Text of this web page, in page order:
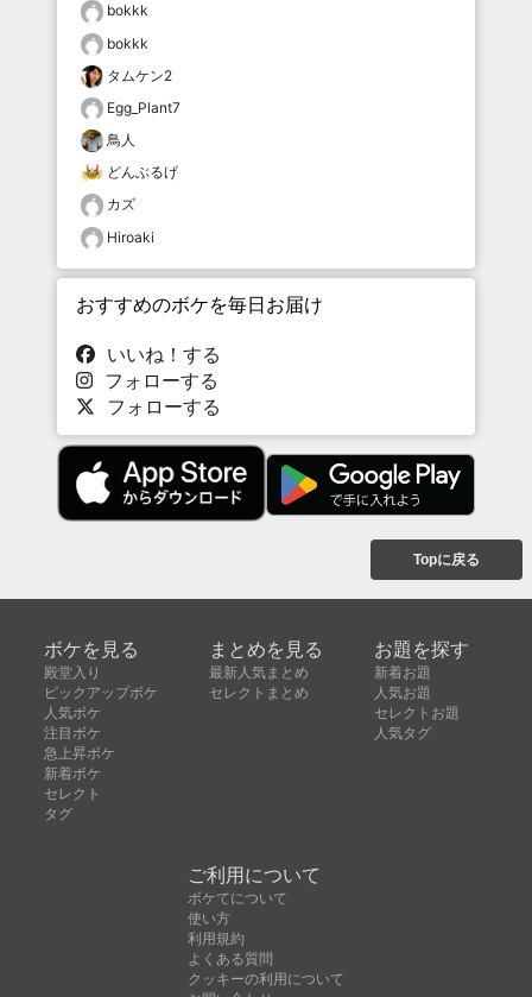
bokkk
bokkk
タムケン2
Egg_Plant7
鳥人
どんぶるげ
カズ
Hiroaki
おすすめのボケを毎日お届け
いいね！する
フォローする
フォローする
Topに戻る
ボケを見る
殿堂入り
ピックアップボケ
人気ボケ
注目ボケ
急上昇ボケ
新着ボケ
セレクト
タグ
まとめを見る
最新人気まとめ
セレクトまとめ
お題を探す
新着お題
人気お題
セレクトお題
人気タグ
ご利用について
ボケてについて
使い方
利用規約
よくある質問
クッキーの利用について